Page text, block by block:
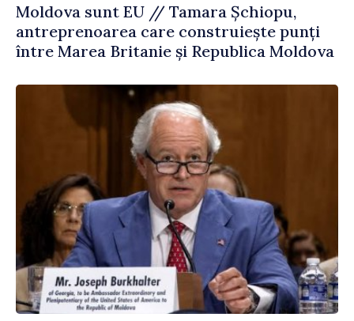
Moldova sunt EU // Tamara Șchiopu,
antreprenoarea care construiește punți
între Marea Britanie și Republica Moldova